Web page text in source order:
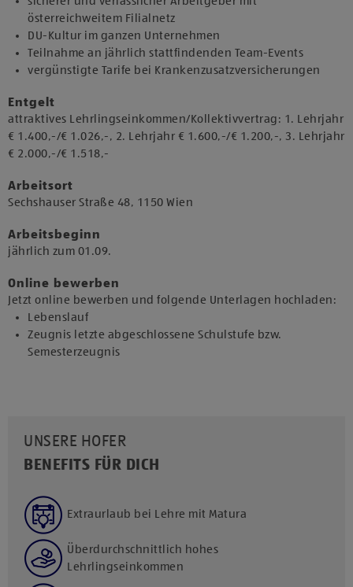
österreichweitem Filialnetz
DU-Kultur im ganzen Unternehmen
Teilnahme an jährlich stattfindenden Team-Events
vergünstigte Tarife bei Krankenzusatzversicherungen
Entgelt
attraktives Lehrlingseinkommen/Kollektivvertrag: 1. Lehrjahr
€ 1.400,-/€ 1.026,-, 2. Lehrjahr € 1.600,-/€ 1.200,-, 3. Lehrjahr
€ 2.000,-/€ 1.518,-
Arbeitsort
​Sechshauser Straße 48, 1150 Wien​​
Arbeitsbeginn
jährlich zum 01.09.​
Online bewerben
Jetzt online bewerben und folgende Unterlagen hochladen:
Lebenslauf
Zeugnis letzte abgeschlossene Schulstufe bzw.
Semesterzeugnis
UNSERE HOFER
BENEFITS FÜR DICH
Extraurlaub bei Lehre mit Matura
Überdurchschnittlich hohes
Lehrlingseinkommen